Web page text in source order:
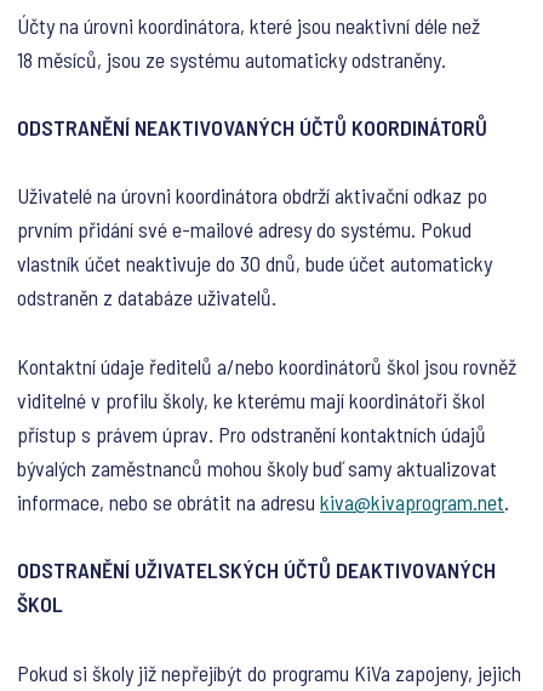
Účty na úrovni koordinátora, které jsou neaktivní déle než
18 měsíců, jsou ze systému automaticky odstraněny.
ODSTRANĚNÍ NEAKTIVOVANÝCH ÚČTŮ KOORDINÁTORŮ
Uživatelé na úrovni koordinátora obdrží aktivační odkaz po
prvním přidání své e-mailové adresy do systému. Pokud
vlastník účet neaktivuje do 30 dnů, bude účet automaticky
odstraněn z databáze uživatelů.
Kontaktní údaje ředitelů a/nebo koordinátorů škol jsou rovněž
viditelné v profilu školy, ke kterému mají koordinátoři škol
přístup s právem úprav. Pro odstranění kontaktních údajů
bývalých zaměstnanců mohou školy buď samy aktualizovat
informace, nebo se obrátit na adresukiva@kivaprogram.net.
ODSTRANĚNÍ UŽIVATELSKÝCH ÚČTŮ DEAKTIVOVANÝCH
ŠKOL
Pokud si školy již nepřejíbýt do programu KiVa zapojeny, jejich